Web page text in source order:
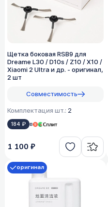
Щетка боковая RSB9 для
Dreame L30 / D10s / Z10 / X10 /
Xiaomi 2 Ultra и др. - оригинал,
2 шт
Совместимость
Комплектация шт.: 2
184 ₽ в
1 100 ₽
оригинал